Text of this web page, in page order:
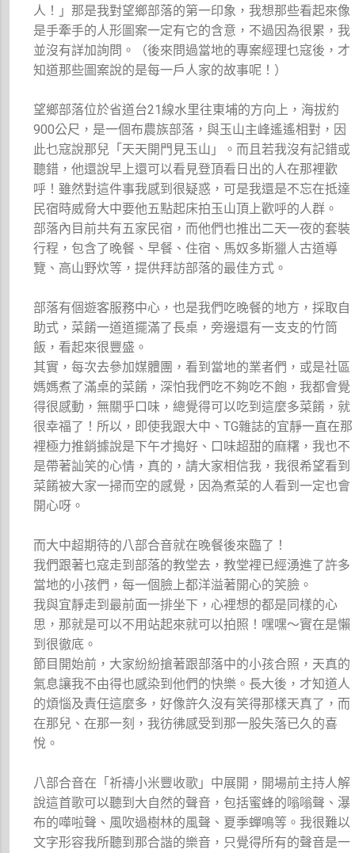
人！」那是我對望鄉部落的第一印象，我想那些看起來像
是手牽手的人形圖案一定有它的含意，不過因為很累，我
並沒有詳加詢問。（後來問過當地的專案經理乜寇後，才
知道那些圖案說的是每一戶人家的故事呢！）
望鄉部落位於省道台21線水里往東埔的方向上，海拔約
900公尺，是一個布農族部落，與玉山主峰遙遙相對，因
此乜寇說那兒「天天開門見玉山」。而且若我沒有記錯或
聽錯，他還說早上還可以看見登頂看日出的人在那裡歡
呼！雖然對這件事我感到很疑惑，可是我還是不忘在抵達
民宿時威脅大中要他五點起床拍玉山頂上歡呼的人群。
部落內目前共有五家民宿，而他們也推出二天一夜的套裝
行程，包含了晚餐、早餐、住宿、馬奴多斯獵人古道導
覽、高山野炊等，提供拜訪部落的最佳方式。
部落有個遊客服務中心，也是我們吃晚餐的地方，採取自
助式，菜餚一道道擺滿了長桌，旁邊還有一支支的竹筒
飯，看起來很豐盛。
其實，每次去參加媒體團，看到當地的業者們，或是社區
媽媽煮了滿桌的菜餚，深怕我們吃不夠吃不飽，我都會覺
得很感動，無關乎口味，總覺得可以吃到這麼多菜餚，就
很幸福了！所以，即使我跟大中、TG雜誌的宜靜一直在那
裡極力推銷據說是下午才搗好、口味超甜的麻糬，我也不
是帶著訕笑的心情，真的，請大家相信我，我很希望看到
菜餚被大家一掃而空的感覺，因為煮菜的人看到一定也會
開心呀。
而大中超期待的八部合音就在晚餐後來臨了！
我們跟著乜寇走到部落的教堂去，教堂裡已經湧進了許多
當地的小孩們，每一個臉上都洋溢著開心的笑臉。
我與宜靜走到最前面一排坐下，心裡想的都是同樣的心
思，那就是可以不用站起來就可以拍照！嘿嘿～實在是懶
到很徹底。
節目開始前，大家紛紛搶著跟部落中的小孩合照，天真的
氣息讓我不由得也感染到他們的快樂。長大後，才知道人
的煩惱及責任這麼多，好像許久沒有笑得那樣天真了，而
在那兒、在那一刻，我彷彿感受到那一股失落已久的喜
悅。
八部合音在「祈禱小米豐收歌」中展開，開場前主持人解
說這首歌可以聽到大自然的聲音，包括蜜蜂的嗡嗡聲、瀑
布的嘩啦聲、風吹過樹林的風聲、夏季蟬鳴等。我很難以
文字形容我所聽到那合諧的樂音，只覺得所有的聲音是一